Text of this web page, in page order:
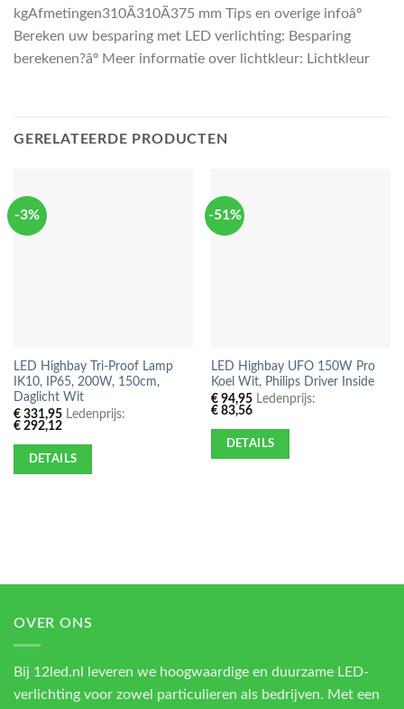
kgAfmetingen310Ã310Ã375 mm Tips en overige infoâº
Bereken uw besparing met LED verlichting: Besparing
berekenen?âº Meer informatie over lichtkleur: Lichtkleur
GERELATEERDE PRODUCTEN
-3%
LED Highbay Tri-Proof Lamp
IK10, IP65, 200W, 150cm,
Daglicht Wit
€331,95Ledenprijs:
€292,12
DETAILS
-51%
LED Highbay UFO 150W Pro
Koel Wit, Philips Driver Inside
€94,95Ledenprijs:
€83,56
DETAILS
OVER ONS
Bij 12led.nl leveren we hoogwaardige en duurzame LED-
verlichting voor zowel particulieren als bedrijven. Met een